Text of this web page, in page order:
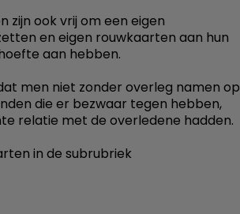
zijn ook vrij om een eigen
en eigen rouwkaarten aan hun
aan hebben.
men niet zonder overleg namen op
die er bezwaar tegen hebben,
relatie met de overledene hadden.
in de subrubriek